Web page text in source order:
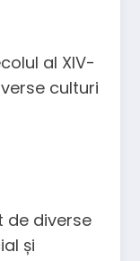
al XIV-
culturi
de diverse
și